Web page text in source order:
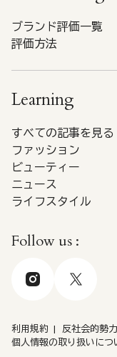
ブランド評価一覧
評価方法
Learning
すべての記事を見る
ファッション
ビューティー
ニュース
ライフスタイル
Follow us :
利用規約
反社会的勢
個人情報の取り扱いにつ